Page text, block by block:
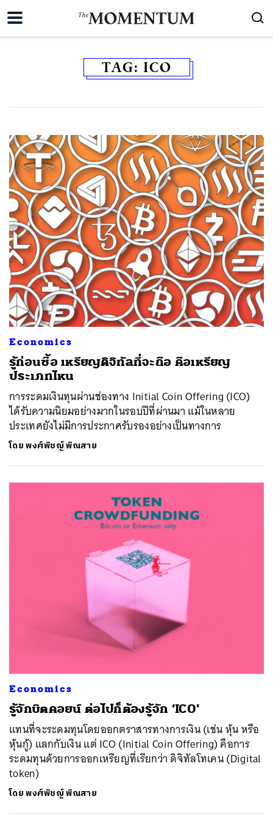
TAG: ICO
Economics
รู้ก่อนซื้อ เหรียญดิจิทัลที่จะถือ คือเหรียญ
ประเภทไหน
การระดมเงินทุนผ่านช่องทาง Initial Coin Offering (ICO)
ได้รับความนิยมอย่างมากในรอบปีที่ผ่านมา แม้ในหลาย
ประเทศยังไม่มีการประกาศรับรองอย่างเป็นทางการ
โดยพงศ์พิชญ์ พิณสาย
Economics
รู้จักบิตคอยน์ ต่อไปก็ต้องรู้จัก ‘ICO’
แทนที่จะระดมทุนโดยออกตราสารทางการเงิน (เช่น หุ้น หรือ
หุ้นกู้) แลกกับเงิน แต่ ICO (Initial Coin Offering) คือการ
ระดมทุนด้วยการออกเหรียญที่เรียกว่า ดิจิทัลโทเคน (Digital
token)
โดยพงศ์พิชญ์ พิณสาย
ค้นหา